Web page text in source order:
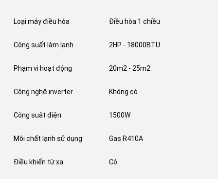
Loại máy điều hòa Điều hòa 1 chiều
Công suất làm lạnh 2HP - 18000BTU
Phạm vi hoạt động 20m2 - 25m2
Công nghệ inverter Không có
Công suât điện 1500W
Môi chất lạnh sử dụng Gas R410A
Điều khiển từ xa Có